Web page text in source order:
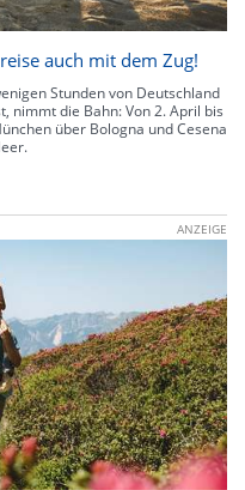
auch mit dem Zug!
Stunden von Deutschland
nimmt die Bahn: Von 2. April bis
über Bologna und Cesena
ANZEIGE